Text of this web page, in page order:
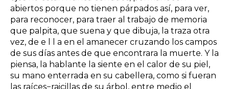
abiertos porque no tienen párpados así, para ver,
para reconocer, para traer al trabajo de memoria
que palpita, que suena y que dibuja, la traza otra
vez, de e l l a en el amanecer cruzando los campos
de sus días antes de que encontrara la muerte. Y la
piensa, la hablante la siente en el calor de su piel,
su mano enterrada en su cabellera, como si fueran
las raíces−raicillas de su árbol, entre medio el